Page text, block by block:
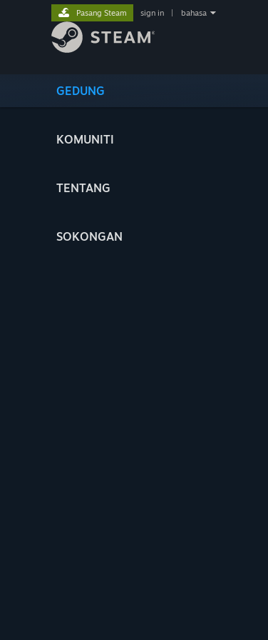
GEDUNG
KOMUNITI
TENTANG
SOKONGAN
Pasang Steam sign in bahasa